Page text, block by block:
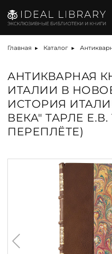
Главная Каталог
АНТИКВАРНАЯ
ИТАЛИИ В НОВОЕ
ИСТОРИЯ
ВЕКА" ТАРЛЕ
ПЕРЕПЛЁТЕ)